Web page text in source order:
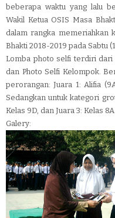
beberapa waktu yang lalu
Wakil Ketua OSIS Masa
dalam rangka memeriahkan
Bhakti 2018-2019 pada Sabtu
Lomba photo selfi terdiri dari
dan Photo Selfi Kelompok.
perorangan: Juara 1: Alifia
Sedangkan untuk kategori
Kelas 9D, dan Juara 3: Kelas
Galery: